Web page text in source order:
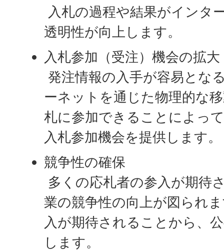
入札の過程や結果がインタ
透明性が向上します。
入札参加（受注）機会の拡大
発注情報の入手が容易とな
ーネットを通じた物理的な
札に参加できることによっ
入札参加機会を提供します。
競争性の確保
多くの応札者の参入が期待
業の競争性の向上が図られ
入が期待されることから、
します。